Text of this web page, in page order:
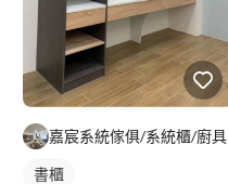
嘉宸系統傢俱/系統櫃/廚具
書櫃